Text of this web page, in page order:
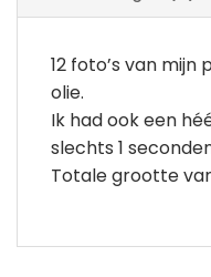
12 foto’s van
olie.
Ik had ook een
slechts 1
Totale grootte van